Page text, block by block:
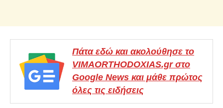
Πάτα εδώ και ακολούθησε το
VIMAORTHODOXIAS.gr στο
Google News και μάθε πρώτος
όλες τις ειδήσεις